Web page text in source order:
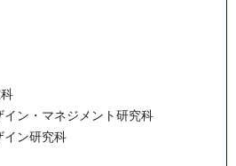
ン・マネジメント研究科
イン研究科